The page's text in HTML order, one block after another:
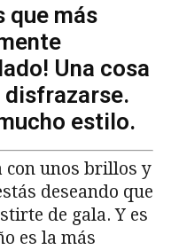
que más
Una cosa
estilo.
con unos brillos y
deseando que
de gala. Y es
es la más